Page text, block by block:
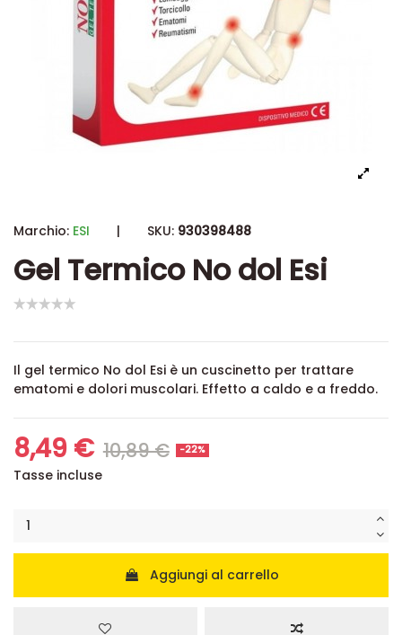
Marchio: ESI | SKU: 930398488
Gel Termico No dol Esi
Il gel termico No dol Esi è un cuscinetto per trattare
ematomi e dolori muscolari. Effetto a caldo e a freddo.
8,49 € 10,89 € -22%
Tasse incluse
Aggiungi al carrello